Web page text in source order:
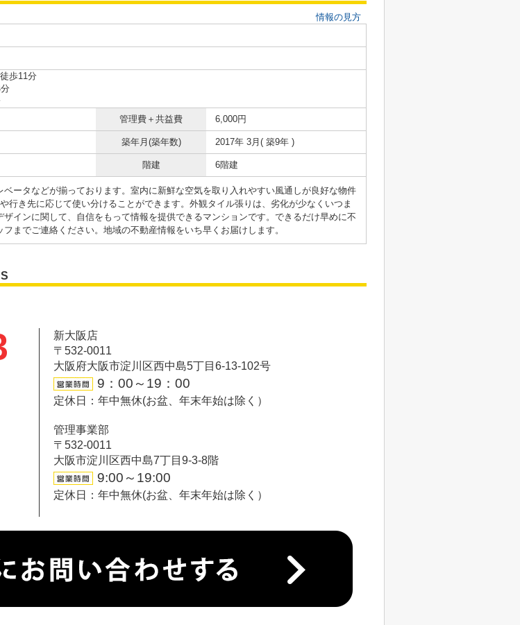
情報の見方
歩11分
管理費＋共益費 6,000円
築年月(築年数) 2017年 3月( 築9年 )
階建 6階建
ータなどが揃っております。室内に新鮮な空気を取り入れやすい風通しが良好な物件
行き先に応じて使い分けることができます。外観タイル張りは、劣化が少なくいつま
インに関して、自信をもって情報を提供できるマンションです。できるだけ早めに不
までご連絡ください。地域の不動産情報をいち早くお届けします。
新大阪店
〒532-0011
大阪府大阪市淀川区西中島5丁目6-13-102号
9：00～19：00
定休日：年中無休(お盆、年末年始は除く）
管理事業部
〒532-0011
大阪市淀川区西中島7丁目9-3-8階
9:00～19:00
定休日：年中無休(お盆、年末年始は除く）